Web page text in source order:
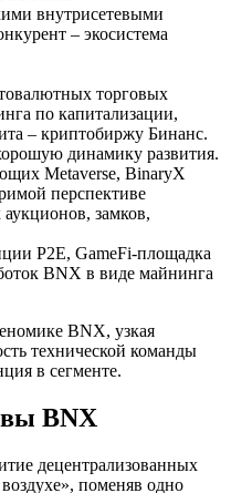
внутрисетевыми
– экосистема
торговых
по капитализации,
– криптобиржу Бинанс.
динамику развития.
Metaverse, BinaryX
перспективе
замков,
P2E, GameFi-площадка
BNX в виде майнинга
BNX, узкая
технической команды
в сегменте.
BNX
децентрализованных
поменяв одно